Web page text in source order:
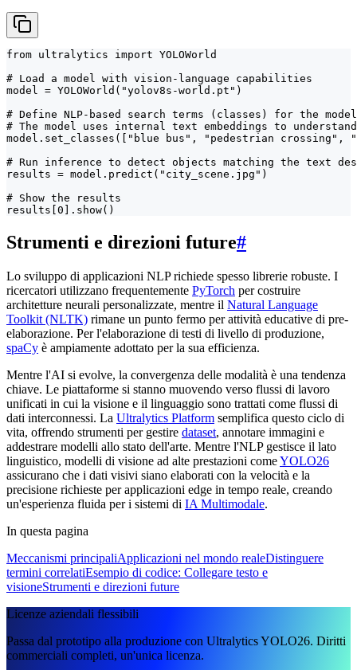
from ultralytics import YOLOWorld
# Load a model with vision-language capabilities
model = YOLOWorld("yolov8s-world.pt")
# Define NLP-based search terms (classes) for the
# The model uses internal text embeddings to
model.set_classes(["blue bus", "pedestrian
# Run inference to detect objects matching the text
results = model.predict("city_scene.jpg")
# Show the results
results[0].show()
Strumenti e direzioni future#
Lo sviluppo di applicazioni NLP richiede spesso librerie robuste. I
ricercatori utilizzano frequentemente PyTorch per costruire
architetture neurali personalizzate, mentre il Natural Language
Toolkit (NLTK) rimane un punto fermo per attività educative di pre-
elaborazione. Per l'elaborazione di testi di livello di produzione,
spaCy è ampiamente adottato per la sua efficienza.
Mentre l'AI si evolve, la convergenza delle modalità è una tendenza
chiave. Le piattaforme si stanno muovendo verso flussi di lavoro
unificati in cui la visione e il linguaggio sono trattati come flussi di
dati interconnessi. La Ultralytics Platform semplifica questo ciclo di
vita, offrendo strumenti per gestire dataset, annotare immagini e
addestrare modelli allo stato dell'arte. Mentre l'NLP gestisce il lato
linguistico, modelli di visione ad alte prestazioni comeYOLO26
assicurano che i dati visivi siano elaborati con la velocità e la
precisione richieste per applicazioni edge in tempo reale, creando
un'esperienza fluida per i sistemi di IA Multimodale.
In questa pagina
Meccanismi principaliApplicazioni nel mondo realeDistinguere
termini correlatiEsempio di codice: Collegare testo e
visioneStrumenti e direzioni future
Licenze aziendali flessibili
Passa dal prototipo alla produzione con Ultralytics YOLO26. Diritti
commerciali completi, un'unica licenza.